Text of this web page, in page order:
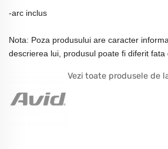
-arc inclus
Nota: Poza produsului are caracter
descrierea lui, produsul poate fi diferit fata
Vezi toate produsele de